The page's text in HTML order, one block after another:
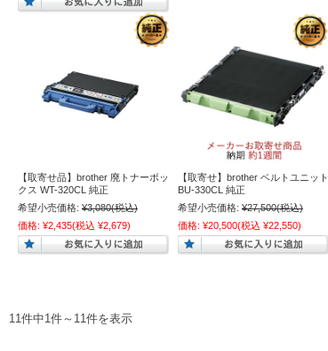
【取寄せ品】brother 廃トナーボッ
クス WT-320CL 純正
希望小売価格: ¥3,080(税込)
価格: ¥2,435(税込 ¥2,679)
【取寄せ】brother ベルトユニット
BU-330CL 純正
希望小売価格: ¥27,500(税込)
価格: ¥20,500(税込 ¥22,550)
11件中1件～11件を表示